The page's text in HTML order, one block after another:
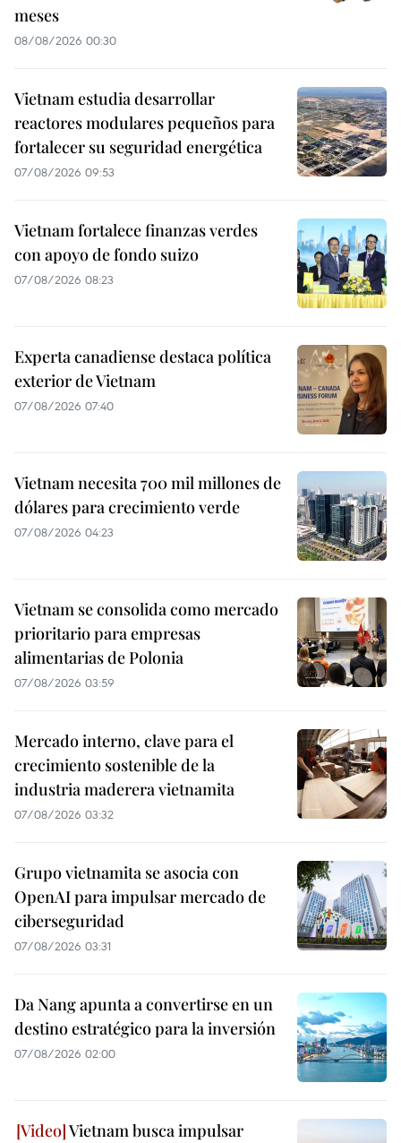
meses
08/08/2026 00:30
Vietnam estudia desarrollar
reactores modulares pequeños para
fortalecer su seguridad energética
07/08/2026 09:53
Vietnam fortalece finanzas verdes
con apoyo de fondo suizo
07/08/2026 08:23
Experta canadiense destaca política
exterior de Vietnam
07/08/2026 07:40
Vietnam necesita 700 mil millones de
dólares para crecimiento verde
07/08/2026 04:23
Vietnam se consolida como mercado
prioritario para empresas
alimentarias de Polonia
07/08/2026 03:59
Mercado interno, clave para el
crecimiento sostenible de la
industria maderera vietnamita
07/08/2026 03:32
Grupo vietnamita se asocia con
OpenAI para impulsar mercado de
ciberseguridad
07/08/2026 03:31
Da Nang apunta a convertirse en un
destino estratégico para la inversión
07/08/2026 02:00
Vietnam busca impulsar